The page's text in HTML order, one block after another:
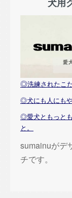
◎洗練されたこ
◎犬にも人にも
◎愛犬ともっと
と。
sumainuがデ
チです。